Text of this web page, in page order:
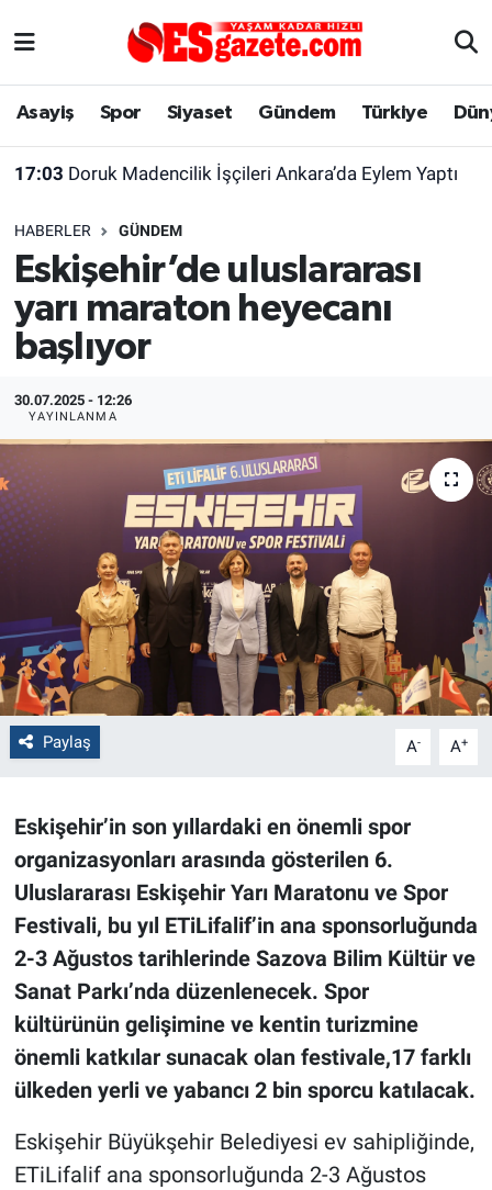
Asayiş Spor Siyaset Gündem Türkiye
17:03 Doruk Madencilik İşçileri Ankara’da Eylem Yaptı
HABERLER GÜNDEM
Eskişehir’de uluslararası
yarı maraton heyecanı
başlıyor
30.07.2025 - 12:26
YAYINLANMA
Paylaş A- A+
Eskişehir’in son yıllardaki en önemli spor
organizasyonları arasında gösterilen 6.
Uluslararası Eskişehir Yarı Maratonu ve Spor
Festivali, bu yıl ETiLifalif’in ana sponsorluğunda
2-3 Ağustos tarihlerinde Sazova Bilim Kültür ve
Sanat Parkı’nda düzenlenecek. Spor
kültürünün gelişimine ve kentin turizmine
önemli katkılar sunacak olan festivale,17 farklı
ülkeden yerli ve yabancı 2 bin sporcu katılacak.
Eskişehir Büyükşehir Belediyesi ev sahipliğinde,
ETiLifalif ana sponsorluğunda 2-3 Ağustos
Asayiş
Gündem
Türkiye
Dünya
Sağlık
Alış-Veriş/İş dünyası
Yaşam
Eskişehirspor Arşivi
Eskişehir Arşivi
Röportaj
Ekonomi
Kültür Sanat
Politika
Bilecik
Kütahya
Gezi
Genel
Yerel
Magazin
Bilim ve Teknoloji
Eskişehir Nöbetçi Eczaneler
Süper Lig Puan Durumu ve Fikstür
Tüm Manşetler
Son Dakika Haberleri
Haber Arşivi